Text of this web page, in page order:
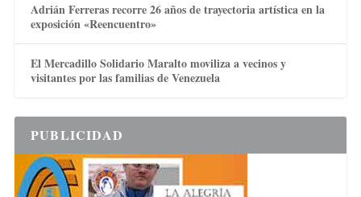
Adrián Ferreras recorre 26 años de trayectoria artística en la
exposición «Reencuentro»
El Mercadillo Solidario Maralto moviliza a vecinos y
visitantes por las familias de Venezuela
PUBLICIDAD